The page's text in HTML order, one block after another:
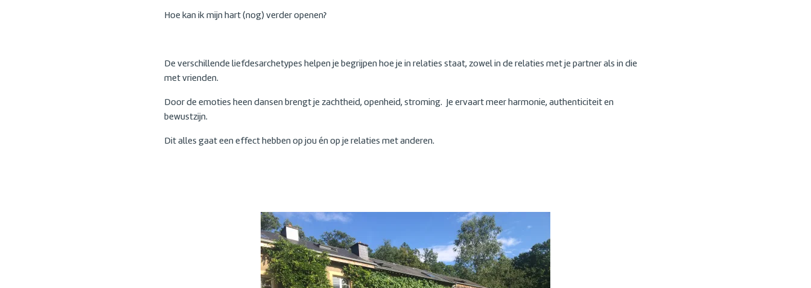
Hoe kan ik mijn hart (nog) verder openen?
De verschillende liefdesarchetypes helpen je begrijpen hoe je in relaties staat, zowel in de relaties met je partner als in die
met vrienden.
Door de emoties heen dansen brengt je zachtheid, openheid, stroming. Je ervaart meer harmonie, authenticiteit en
bewustzijn.
Dit alles gaat een effect hebben op jou én op je relaties met anderen.